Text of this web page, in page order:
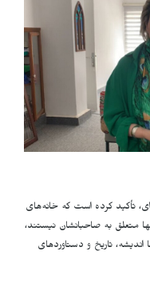
تأکید کرده است که خانه‌های
متعلق به صاحبانشان نیستند،
اندیشه، تاریخ و دستاوردهای